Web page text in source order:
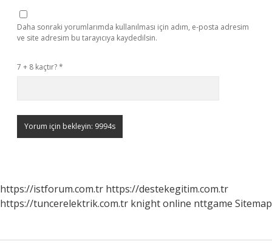
Daha sonraki yorumlarımda kullanılması için adım, e-posta adresim
ve site adresim bu tarayıcıya kaydedilsin.
7 + 8 kaçtır?*
https://istforum.com.tr https://destekegitim.com.tr
https://tuncerelektrik.com.tr knight online nttgame Sitemap